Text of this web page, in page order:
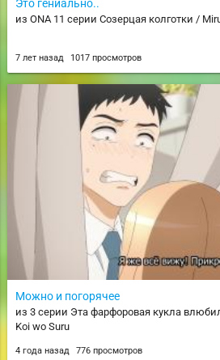
Это гениально..
из ONA 11 серии Созерцая колготки /
7 лет назад 1017 просмотров
Можно и погорячее
из 3 серии Эта фарфоровая кукла
Koi wo Suru
4 года назад 776 просмотров